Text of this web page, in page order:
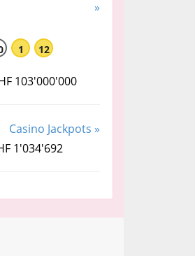
»
1 12
103'000'000
Casino Jackpots »
1'034'692